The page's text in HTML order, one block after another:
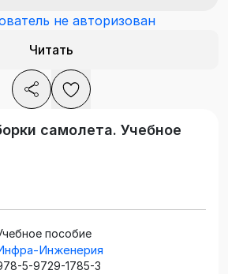
не авторизован
Читать
самолета. Учебное
пособие
Инженерия
5-9729-1785-3